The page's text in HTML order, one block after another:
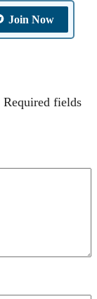
Join Now
Required fields